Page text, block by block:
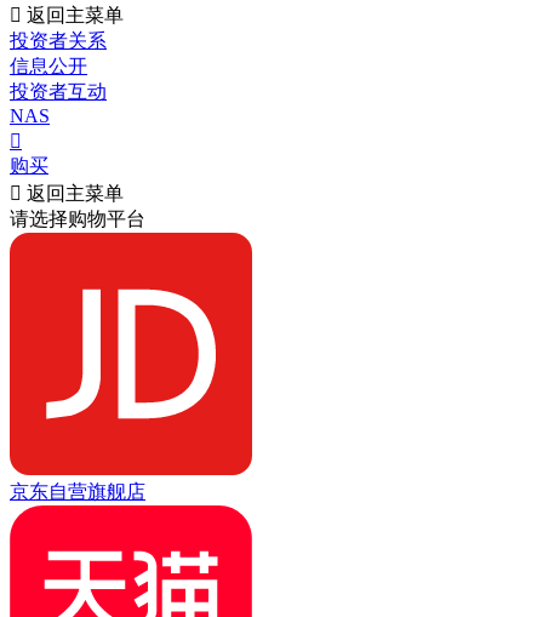
 返回主菜单
投资者关系
信息公开
投资者互动
NAS

购买
 返回主菜单
请选择购物平台
京东自营旗舰店